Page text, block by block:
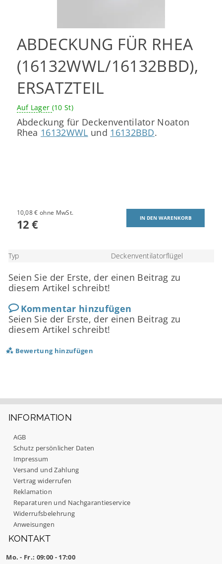
ABDECKUNG FÜR RHEA
(16132WWL/16132BBD),
ERSATZTEIL
Auf Lager (10 St)
Abdeckung für Deckenventilator Noaton
Rhea 16132WWL und 16132BBD.
10,08 € ohne MwSt.
12 €
Typ Deckenventilatorflügel
Seien Sie der Erste, der einen Beitrag zu
diesem Artikel schreibt!
Kommentar hinzufügen
Seien Sie der Erste, der einen Beitrag zu
diesem Artikel schreibt!
Bewertung hinzufügen
Mit dem Absenden Ihrer Bewertung stimmen Sie
unserenDatenschutzbestimmungen
INFORMATION
AGB
Schutz persönlicher Daten
Impressum
Versand und Zahlung
Vertrag widerrufen
Reklamation
Reparaturen und Nachgarantieservice
Widerrufsbelehrung
Anweisungen
KONTAKT
Mo. - Fr.: 09:00 - 17:00